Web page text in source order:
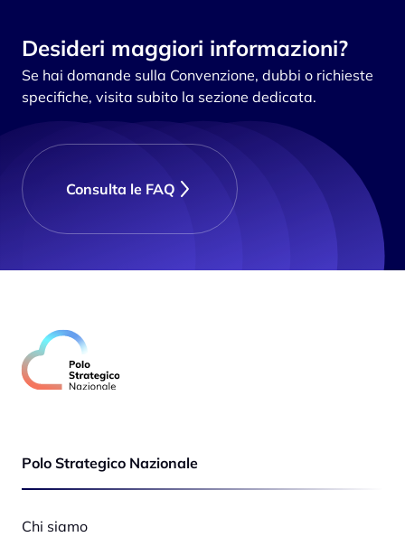
Desideri maggiori informazioni?
Se hai domande sulla Convenzione, dubbi o richieste
specifiche, visita subito la sezione dedicata.
Consulta le FAQ
Polo Strategico Nazionale
Chi siamo